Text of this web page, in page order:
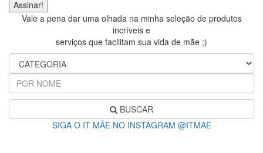
Vale a pena dar uma olhada na minha seleção de produtos
incríveis e
serviços que facilitam sua vida de mãe ;)
BUSCAR
SIGA O IT MÃE NO INSTAGRAM @ITMAE